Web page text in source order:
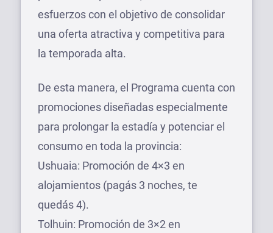
esfuerzos con el objetivo de consolidar
una oferta atractiva y competitiva para
la temporada alta.
De esta manera, el Programa cuenta con
promociones diseñadas especialmente
para prolongar la estadía y potenciar el
consumo en toda la provincia:
Ushuaia: Promoción de 4×3 en
alojamientos (pagás 3 noches, te
quedás 4).
Tolhuin: Promoción de 3×2 en